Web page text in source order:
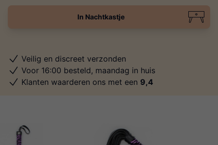
In Nachtkastje
Veilig en discreet verzonden
Voor 16:00 besteld, maandag in huis
Klanten waarderen ons met een 9,4